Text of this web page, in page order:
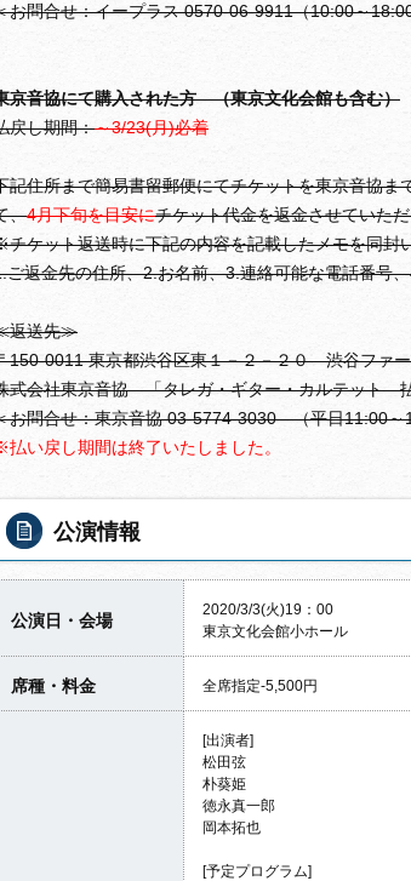
お問合せ：イープラス 0570-06-9911（10:00～
京音協にて購入された方 （東京文化会館も含む）
戻し期間：～3/23(月)必着
記住所まで簡易書留郵便にてチケットを東京音協ま
、4月下旬を目安にチケット代金を返金させていた
ケット返送時に下記の内容を記載したメモを同封
ご返金先の住所、2.お名前、3.連絡可能な電話番号
返送先≫
150-0011 東京都渋谷区東１－２－２０ 渋谷ファ
式会社東京音協 「タレガ・ギター・カルテット
お問合せ：東京音協 03-5774-3030 （平日11:00～
い戻し期間は終了いたしました。
公演情報
公演日・会場
2020/3/3(火)19：00
東京文化会館小ホール
席種・料金 全席指定-5,500円
[出演者]
松田弦
朴葵姫
徳永真一郎
岡本拓也
[予定プログラム]